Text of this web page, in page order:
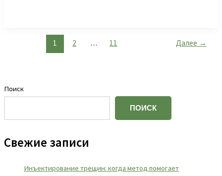
1 2 … 11 Далее →
Поиск
ПОИСК
Свежие записи
Инъектирование трещин: когда метод помогает